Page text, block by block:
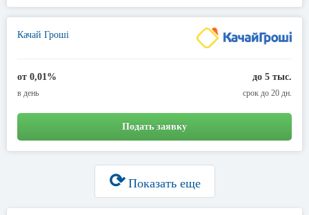
Качай Гроші
от 0,01%
в день
до 5 тыс.
срок до 20 дн.
Подать заявку
⟳Показать еще